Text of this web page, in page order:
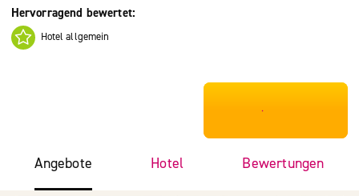
Hervorragend bewertet:
Hotel allgemein
***************
Angebote Hotel Bewertungen